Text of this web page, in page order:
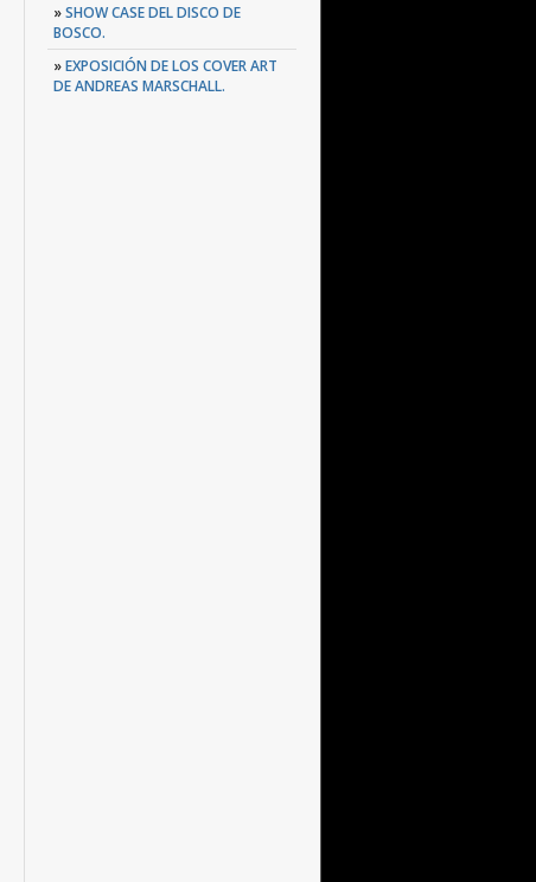
»SHOW CASE DEL DISCO DE
BOSCO.
»EXPOSICIÓN DE LOS COVER ART
DE ANDREAS MARSCHALL.